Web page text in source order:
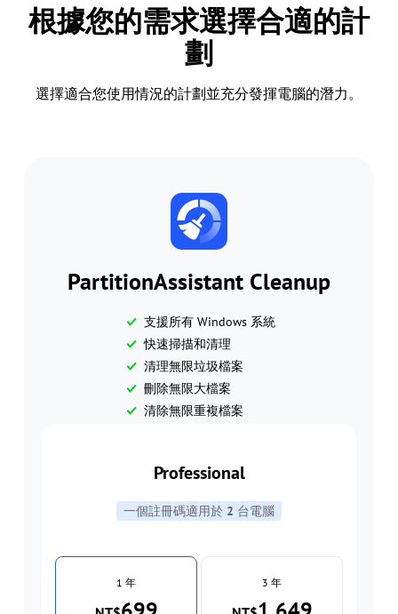
根據您的需求選擇合適的計
劃
選擇適合您使用情況的計劃並充分發揮電腦的潛力。
PartitionAssistant Cleanup
支援所有 Windows 系統
快速掃描和清理
清理無限垃圾檔案
刪除無限大檔案
清除無限重複檔案
Professional
一個註冊碼適用於 2 台電腦
1 年 3 年